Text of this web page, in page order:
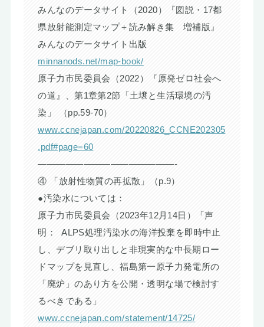
みんなのデータサイト（2020）『図説・17都
県放射能測定マップ＋読み解き集 増補版』
みんなのデータサイト出版
minnanods.net/map-book/
原子力市民委員会（2022）『原発ゼロ社会へ
の道』、第1章第2節「土壌と生活環境の汚
染」 （pp.59-70）
www.ccnejapan.com/20220826_CCNE202305
.pdf#page=60
———————————————-
④ 「放射性物質の再拡散」（p.9）
●汚染水については：
原子力市民委員会（2023年12月14日）「声
明： ALPS処理汚染水の海洋投棄を即時中止
し、デブリ取り出しと非現実的な中長期ロー
ドマップを見直し、福島第一原子力発電所の
「廃炉」のあり方を公開・透明な場で検討す
るべきである」
www.ccnejapan.com/statement/14725/